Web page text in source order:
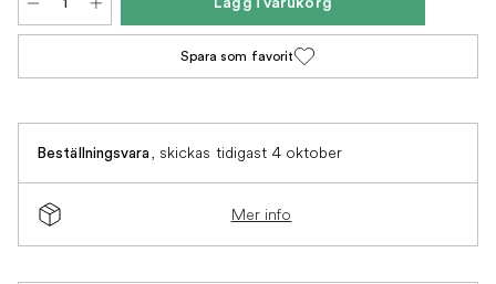
Lägg i varukorg
Spara som favorit
Beställningsvara, skickas tidigast 4 oktober
Mer info